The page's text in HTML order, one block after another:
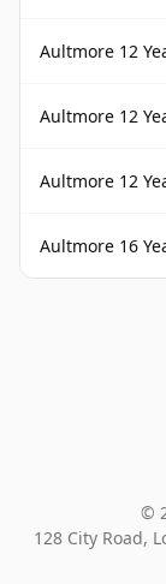
Aultmore 12
Aultmore 12
Aultmore 12
Aultmore 16
©
128 City Road,